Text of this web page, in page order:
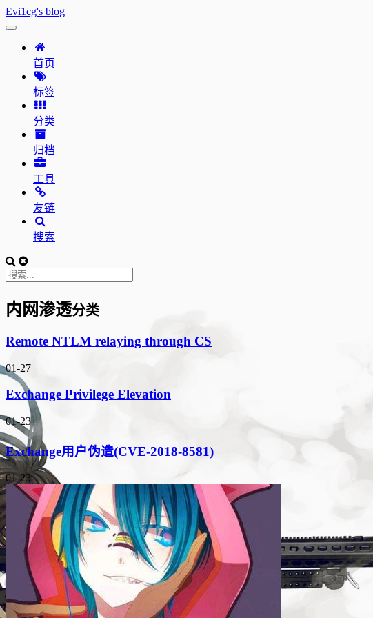
Evi1cg's blog
首页
标签
分类
归档
工具
友链
搜索
内网渗透分类
Remote NTLM relaying through CS
01-27
Exchange Privilege Elevation
01-23
Exchange用户伪造(CVE-2018-8581)
01-23